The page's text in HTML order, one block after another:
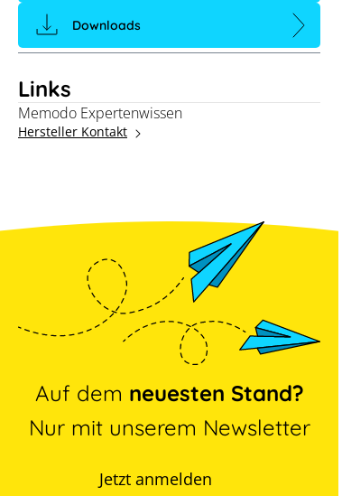
Links
Memodo Expertenwissen
Hersteller Kontakt
Downloads
Auf dem neuesten Stand?
Nur mit unserem Newsletter
Jetzt anmelden